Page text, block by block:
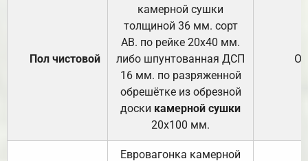
Пол чистовой
камерной сушки
толщиной 36 мм. сорт
АВ. по рейке 20х40 мм.
либо шпунтованная ДСП
16 мм. по разряженной
обрешётке из обрезной
доски камерной сушки
20х100 мм.
Евровагонка камерной